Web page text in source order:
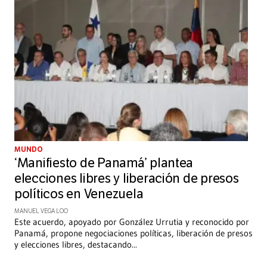
MUNDO
‘Manifiesto de Panamá’ plantea
elecciones libres y liberación de presos
políticos en Venezuela
MANUEL VEGA LOO
Este acuerdo, apoyado por González Urrutia y reconocido por
Panamá, propone negociaciones políticas, liberación de presos
y elecciones libres, destacando...